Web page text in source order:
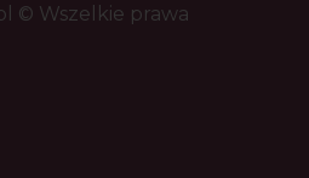
© Wszelkie prawa